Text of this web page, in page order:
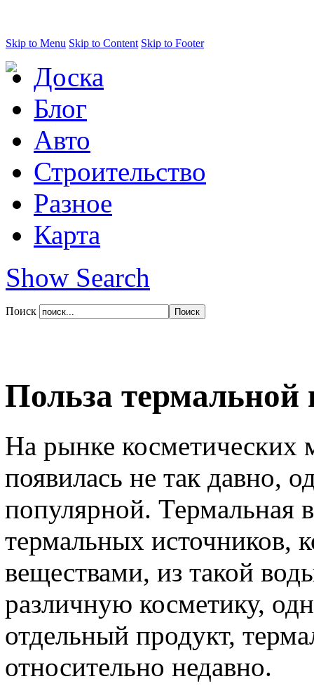
Skip to Menu Skip to Content Skip to Footer
Доска
Блог
Авто
Строительство
Разное
Карта
Show Search
Поиск
Польза
На рынке косметических
появилась не так давно,
популярной. Термальная
термальных источников,
веществами, из такой
различную косметику,
отдельный продукт,
относительно недавно.